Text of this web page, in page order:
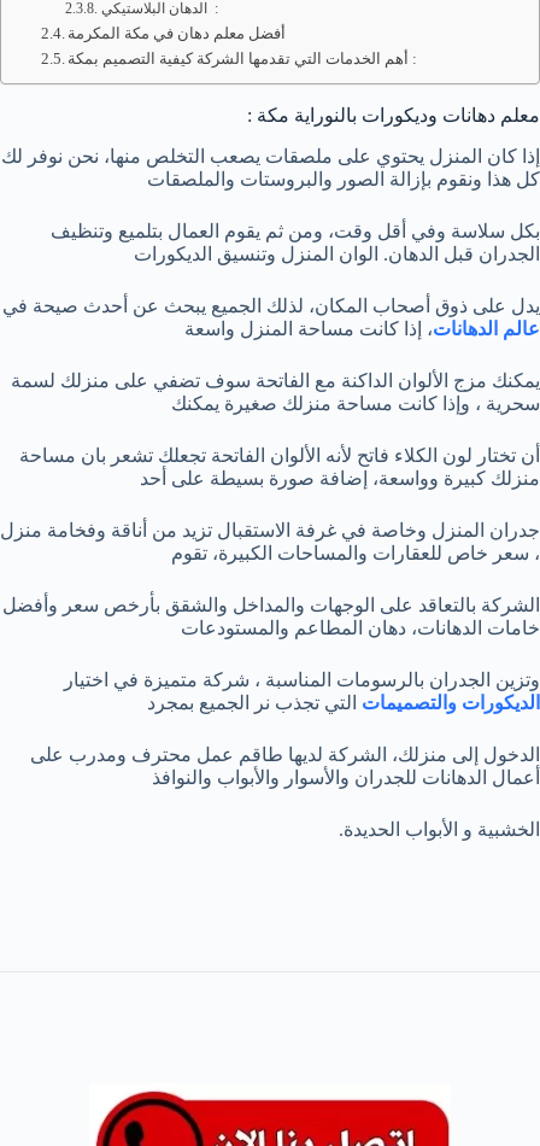
الدهان البلاستيكي :
أفضل معلم دهان في مكة المكرمة
أهم الخدمات التي تقدمها الشركة كيفية التصميم بمكة :
معلم دهانات وديكورات بالنوراية مكة :
إذا كان المنزل يحتوي على ملصقات يصعب التخلص منها، نحن نوفر لك
كل هذا ونقوم بإزالة الصور والبروستات والملصقات
بكل سلاسة وفي أقل وقت، ومن ثم يقوم العمال بتلميع وتنظيف
الجدران قبل الدهان. الوان المنزل وتنسيق الديكورات
يدل على ذوق أصحاب المكان، لذلك الجميع يبحث عن أحدث صيحة في
عالم الدهانات، إذا كانت مساحة المنزل واسعة
يمكنك مزج الألوان الداكنة مع الفاتحة سوف تضفي على منزلك لسمة
سحرية ، وإذا كانت مساحة منزلك صغيرة يمكنك
أن تختار لون الكلاء فاتح لأنه الألوان الفاتحة تجعلك تشعر بان مساحة
منزلك كبيرة وواسعة، إضافة صورة بسيطة على أحد
جدران المنزل وخاصة في غرفة الاستقبال تزيد من أناقة وفخامة منزل
، سعر خاص للعقارات والمساحات الكبيرة، تقوم
الشركة بالتعاقد على الوجهات والمداخل والشقق بأرخص سعر وأفضل
خامات الدهانات، دهان المطاعم والمستودعات
وتزين الجدران بالرسومات المناسبة ، شركة متميزة في اختيار
الديكورات والتصميمات التي تجذب نر الجميع بمجرد
الدخول إلى منزلك، الشركة لديها طاقم عمل محترف ومدرب على
أعمال الدهانات للجدران والأسوار والأبواب والنوافذ
الخشبية و الأبواب الحديدة.